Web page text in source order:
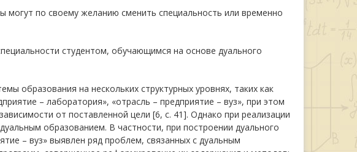
могут по своему желанию сменить специальность или временно
студентом, обучающимся на основе дуального
образования на нескольких структурных уровнях, таких как
– лаборатория», «отрасль – предприятие – вуз», при этом
от поставленной цели [6, с. 41]. Однако при реализации
образованием. В частности, при построении дуального
– вуз» выявлен ряд проблем, связанных с дуальным